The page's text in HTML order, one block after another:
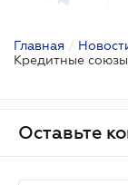
Главная /
Оставьте